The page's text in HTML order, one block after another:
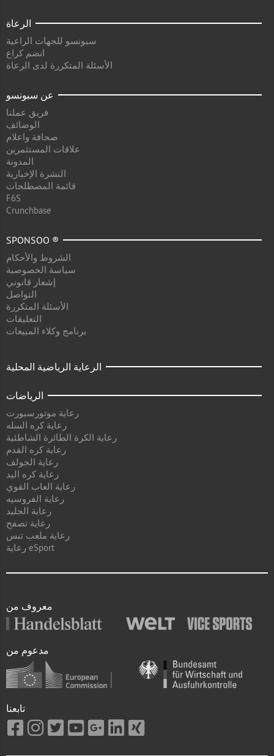
الرعاة
سبونسو للجهات الراعية
انضم كراع
الأسئلة المتكررة لدى الرعاة
عن سبونسو
فريق عملنا
الوضائف
صحافة واعلام
علاقات المستثمرين
المدونة
النشرة الإخبارية
قائمة المصطلحات
F6S
Crunchbase
SPONSOO ®
الشروط والأحكام
سياسة الخصوصية
إشعار قانوني
التواصل
الأسئلة المتكررة
التعليقات
برنامج وكلاء المبيعات
الرعاية الرياضية المحلية
الرياضات
رعاية موتورسبورت
رعاية كره السله
رعاية الكرة الطائرة الشاطئية
رعاية كره القدم
رعاية الجولف
رعاية كره اليد
رعاية العاب القوي
رعاية الفروسيه
رعاية الجليد
رعاية تصفح
رعاية ملعب تنس
رعاية eSport
معروف من
مدعوم من
تابعنا